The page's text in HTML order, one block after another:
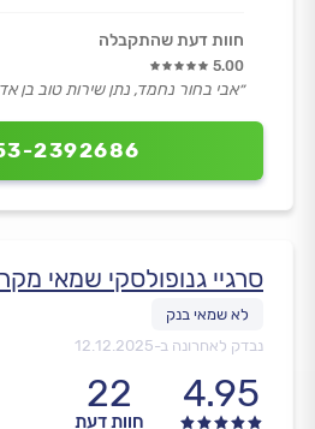
2392686
חוות דעת שהתקבלה
5.00
״אבי בחור נחמד, נתן שירות טוב בן
סרגיי גנופולסקי שמאי
נבדק לאחרונה ב-12.12.2025
4.95
22
חוות דעת